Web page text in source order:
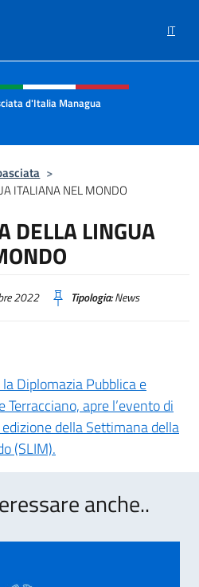
IT
social e menù
d'Italia Managua
>
ITALIANA NEL MONDO
DELLA LINGUA
2022 Tipologia:News
Diplomazia Pubblica e
Terracciano, apre l’evento di
della Settimana della
(SLIM).
anche..